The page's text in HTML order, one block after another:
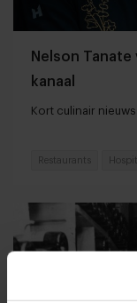
Nelson
kanaal
Kort culinair
Restaurants